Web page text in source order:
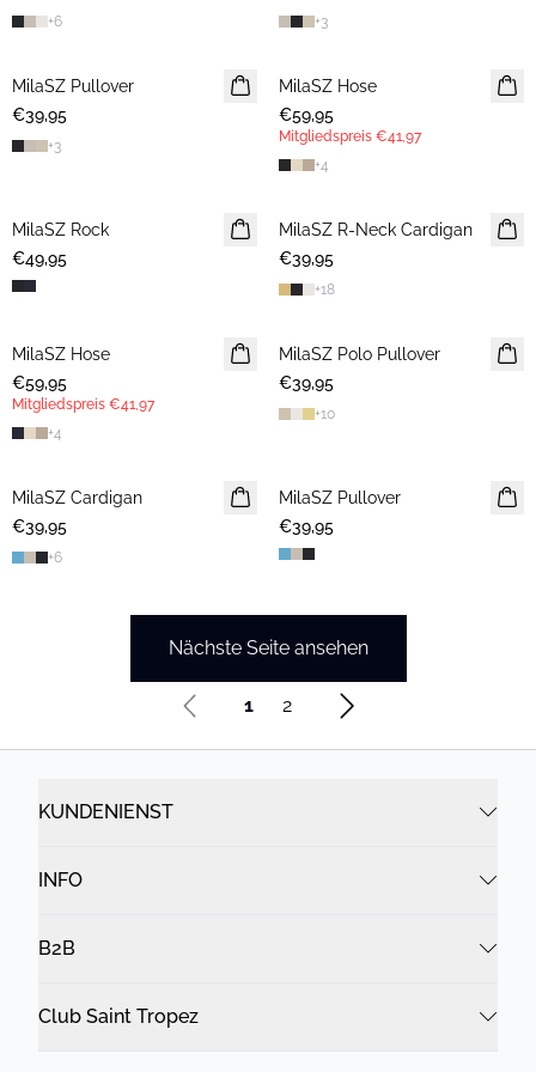
+6 +3
2 FOR €65
MilaSZ Pullover
€39,95
+3
MITGLIEDERANGEBOT
MilaSZ Hose
€59,95
Mitgliedspreis €41,97
+4
MilaSZ Rock
€49,95
2 FOR €65
MilaSZ R-Neck Cardigan
€39,95
+18
NEUHEIT
MITGLIEDERANGEBOT
MilaSZ Hose
€59,95
Mitgliedspreis €41,97
+4
NEUHEIT
2 FOR €65
MilaSZ Polo Pullover
€39,95
+10
2 FOR €65
MilaSZ Cardigan
€39,95
+6
2 FOR €65
MilaSZ Pullover
€39,95
Nächste Seite ansehen
1 2
KUNDENIENST
INFO
B2B
Club Saint Tropez